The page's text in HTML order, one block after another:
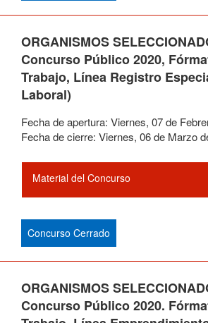
ORGANISMOS
Concurso Público 2020,
Trabajo, Línea Registro
Laboral)
Fecha de apertura: Viernes, 07de
Fecha de cierre: Viernes, 06de Marzo
Material del Concurso
Concurso Cerrado
ORGANISMOS
Concurso Público 2020.